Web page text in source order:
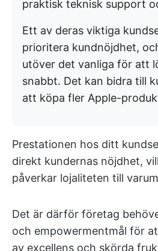
praktisk teknisk support
Ett av deras viktiga
prioritera kundnöjdhet,
utöver det vanliga för att
snabbt. Det kan bidra till
att köpa fler Apple-
Prestationen hos ditt
direkt kundernas nöjdhet,
påverkar lojaliteten till
Det är därför företag
och empowermentmål för
av excellens och skörda